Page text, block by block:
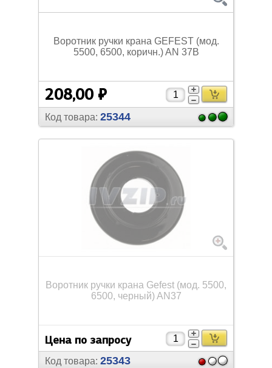
Воротник ручки крана GEFEST (мод.
5500, 6500, коричн.) AN 37B
208,00 ₽
Код товара: 25344
Воротник ручки крана Gefest (мод. 5500,
6500, черный) AN37
Цена по запросу
Код товара: 25343